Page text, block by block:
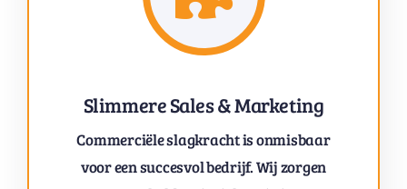
Slimmere Sales & Marketing
Commerciële slagkracht is onmisbaar
voor een succesvol bedrijf. Wij zorgen